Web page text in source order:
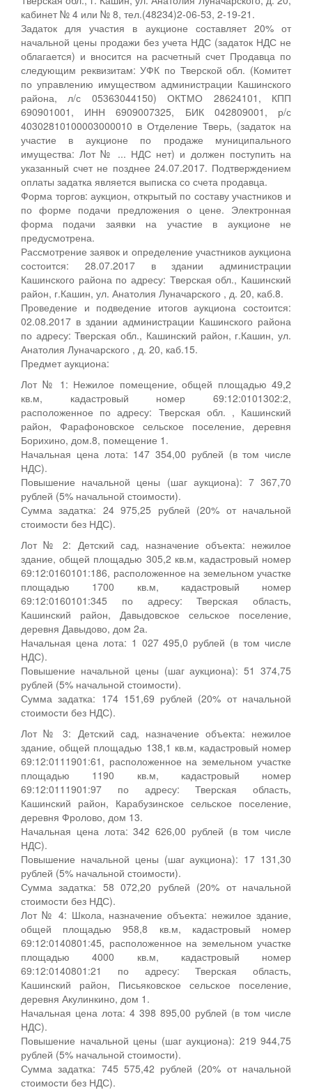
кабинет № 4 или № 8, тел.(48234)2-06-53, 2-19-21.
Задаток для участия в аукционе составляет 20% от
начальной цены продажи без учета НДС (задаток НДС не
облагается) и вносится на расчетный счет Продавца по
следующим реквизитам: УФК по Тверской обл. (Комитет
по управлению имуществом администрации Кашинского
района, л/с 05363044150) ОКТМО 28624101, КПП
690901001, ИНН 6909007325, БИК 042809001, р/с
40302810100003000010 в Отделение Тверь, (задаток на
участие в аукционе по продаже муниципального
имущества: Лот № ... НДС нет) и должен поступить на
указанный счет не позднее 24.07.2017. Подтверждением
оплаты задатка является выписка со счета продавца.
Форма торгов: аукцион, открытый по составу участников и
по форме подачи предложения о цене. Электронная
форма подачи заявки на участие в аукционе не
предусмотрена.
Рассмотрение заявок и определение участников аукциона
состоится: 28.07.2017 в здании администрации
Кашинского района по адресу: Тверская обл., Кашинский
район, г.Кашин, ул. Анатолия Луначарского , д. 20, каб.8.
Проведение и подведение итогов аукциона состоится:
02.08.2017 в здании администрации Кашинского района
по адресу: Тверская обл., Кашинский район, г.Кашин, ул.
Анатолия Луначарского , д. 20, каб.15.
Предмет аукциона:
Лот № 1: Нежилое помещение, общей площадью 49,2
кв.м, кадастровый номер 69:12:0101302:2,
расположенное по адресу: Тверская обл. , Кашинский
район, Фарафоновское сельское поселение, деревня
Борихино, дом.8, помещение 1.
Начальная цена лота: 147 354,00 рублей (в том числе
НДС).
Повышение начальной цены (шаг аукциона): 7 367,70
рублей (5% начальной стоимости).
Сумма задатка: 24 975,25 рублей (20% от начальной
стоимости без НДС).
Лот № 2: Детский сад, назначение объекта: нежилое
здание, общей площадью 305,2 кв.м, кадастровый номер
69:12:0160101:186, расположенное на земельном участке
площадью 1700 кв.м, кадастровый номер
69:12:0160101:345 по адресу: Тверская область,
Кашинский район, Давыдовское сельское поселение,
деревня Давыдово, дом 2а.
Начальная цена лота: 1 027 495,0 рублей (в том числе
НДС).
Повышение начальной цены (шаг аукциона): 51 374,75
рублей (5% начальной стоимости).
Сумма задатка: 174 151,69 рублей (20% от начальной
стоимости без НДС).
Лот № 3: Детский сад, назначение объекта: нежилое
здание, общей площадью 138,1 кв.м, кадастровый номер
69:12:0111901:61, расположенное на земельном участке
площадью 1190 кв.м, кадастровый номер
69:12:0111901:97 по адресу: Тверская область,
Кашинский район, Карабузинское сельское поселение,
деревня Фролово, дом 13.
Начальная цена лота: 342 626,00 рублей (в том числе
НДС).
Повышение начальной цены (шаг аукциона): 17 131,30
рублей (5% начальной стоимости).
Сумма задатка: 58 072,20 рублей (20% от начальной
стоимости без НДС).
Лот № 4: Школа, назначение объекта: нежилое здание,
общей площадью 958,8 кв.м, кадастровый номер
69:12:0140801:45, расположенное на земельном участке
площадью 4000 кв.м, кадастровый номер
69:12:0140801:21 по адресу: Тверская область,
Кашинский район, Письяковское сельское поселение,
деревня Акулинкино, дом 1.
Начальная цена лота: 4 398 895,00 рублей (в том числе
НДС).
Повышение начальной цены (шаг аукциона): 219 944,75
рублей (5% начальной стоимости).
Сумма задатка: 745 575,42 рублей (20% от начальной
стоимости без НДС).